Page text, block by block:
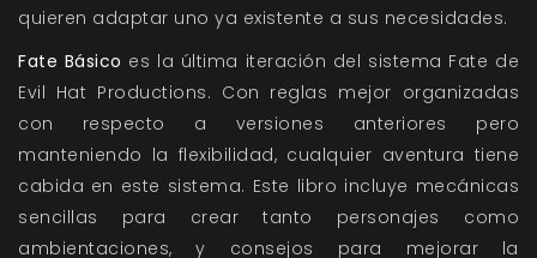
quieren adaptar uno ya existente a sus necesidades.
Fate Básico es la última iteración del sistema Fate de
Evil Hat Productions. Con reglas mejor organizadas
con respecto a versiones anteriores pero
manteniendo la flexibilidad, cualquier aventura tiene
cabida en este sistema. Este libro incluye mecánicas
sencillas para crear tanto personajes como
ambientaciones, y consejos para mejorar la